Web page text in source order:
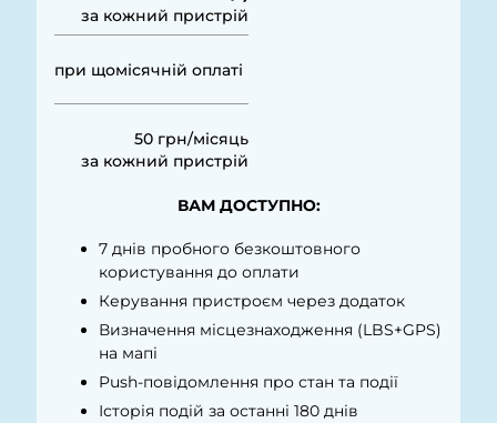
за кожний пристрій
при щомісячній оплаті
50 грн/місяць
за кожний пристрій
ВАМ ДОСТУПНО:
7 днів пробного безкоштовного
користування до оплати
Керування пристроєм через додаток
Визначення місцезнаходження (LBS+GPS)
на мапі
Push-повідомлення про стан та події
Історія подій за останні 180 днів